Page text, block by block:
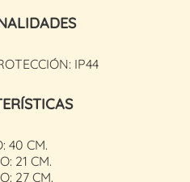
IP44
40 CM.
21 CM.
27 CM.